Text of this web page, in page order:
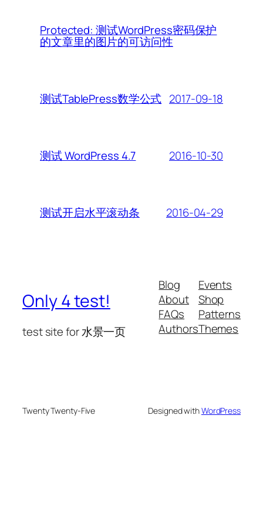
Protected: 测试WordPress密码保护
的文章里的图片的可访问性
测试TablePress数学公式 2017-09-18
测试 WordPress 4.7 2016-10-30
测试开启水平滚动条 2016-04-29
Only 4 test!
test site for 水景一页
Blog
About
FAQs
Authors
Events
Shop
Patterns
Themes
Twenty Twenty-Five Designed withWordPress